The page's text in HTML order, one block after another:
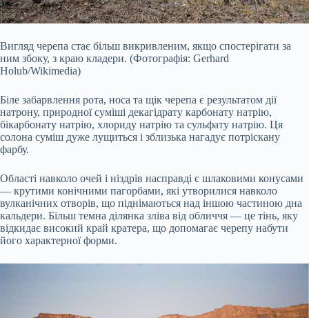
Вигляд черепа стає більш викривленим, якщо спостерігати за
ним збоку, з краю кладери. (Фотографія: Gerhard
Holub/Wikimedia)
Біле забарвлення рота, носа та щік черепа є результатом дії
натрону, природної суміші декагідрату карбонату натрію,
бікарбонату натрію, хлориду натрію та сульфату натрію. Ця
солона суміш дуже лущиться і зблизька нагадує потріскану
фарбу.
Області навколо очей і ніздрів насправді є шлаковими конусами
— крутими конічними пагорбами, які утворилися навколо
вулканічних отворів, що піднімаються над іншою частиною дна
кальдери. Більш темна ділянка зліва від обличчя — це тінь, яку
відкидає високий край кратера, що допомагає черепу набути
його характерної форми.